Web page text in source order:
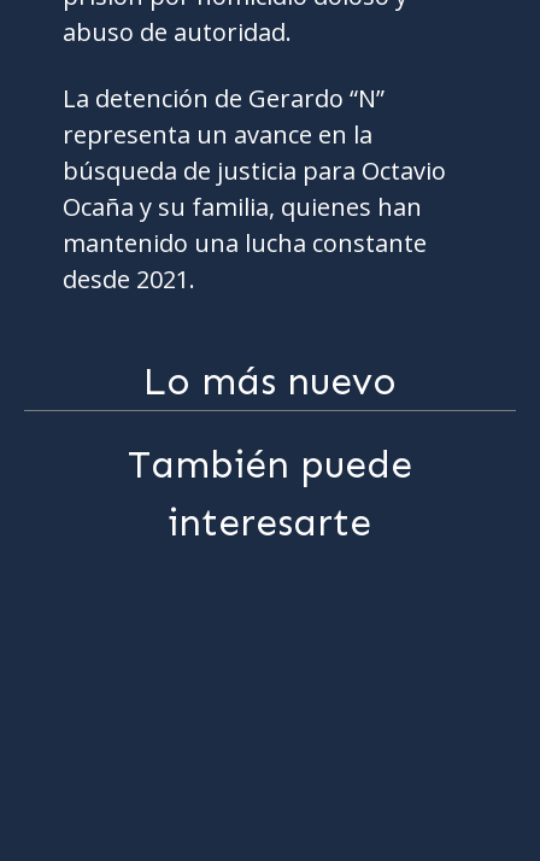
abuso de autoridad.
La detención de Gerardo “N”
representa un avance en la
búsqueda de justicia para Octavio
Ocaña y su familia, quienes han
mantenido una lucha constante
desde 2021.
Lo más nuevo
También puede
interesarte